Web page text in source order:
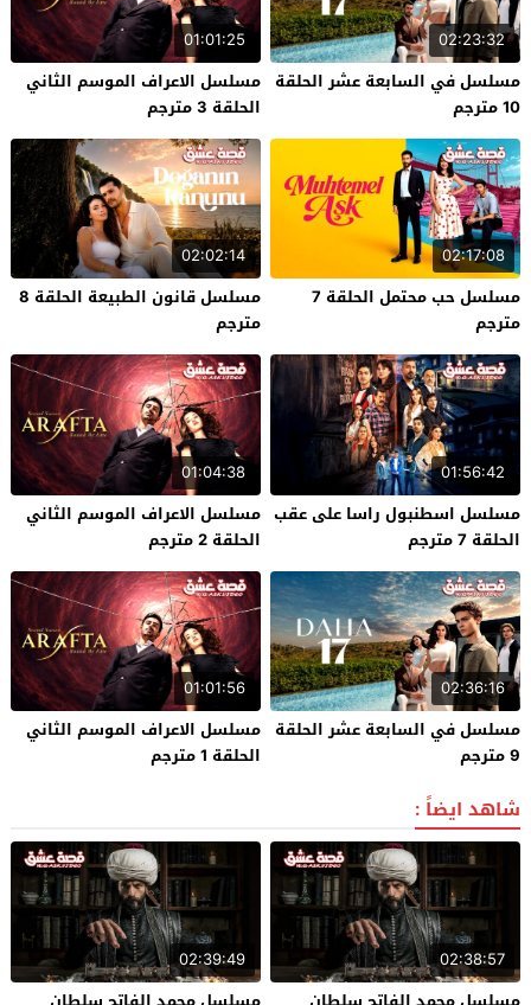
02:23:32
مسلسل في السابعة عشر الحلقة
10 مترجم
01:01:25
مسلسل الاعراف الموسم الثاني
الحلقة 3 مترجم
02:17:08
مسلسل حب محتمل الحلقة 7
مترجم
02:02:14
مسلسل قانون الطبيعة الحلقة 8
مترجم
01:56:42
مسلسل اسطنبول راسا على عقب
الحلقة 7 مترجم
01:04:38
مسلسل الاعراف الموسم الثاني
الحلقة 2 مترجم
02:36:16
مسلسل في السابعة عشر الحلقة
9 مترجم
01:01:56
مسلسل الاعراف الموسم الثاني
الحلقة 1 مترجم
شاهد ايضاً :
02:38:57
02:39:49